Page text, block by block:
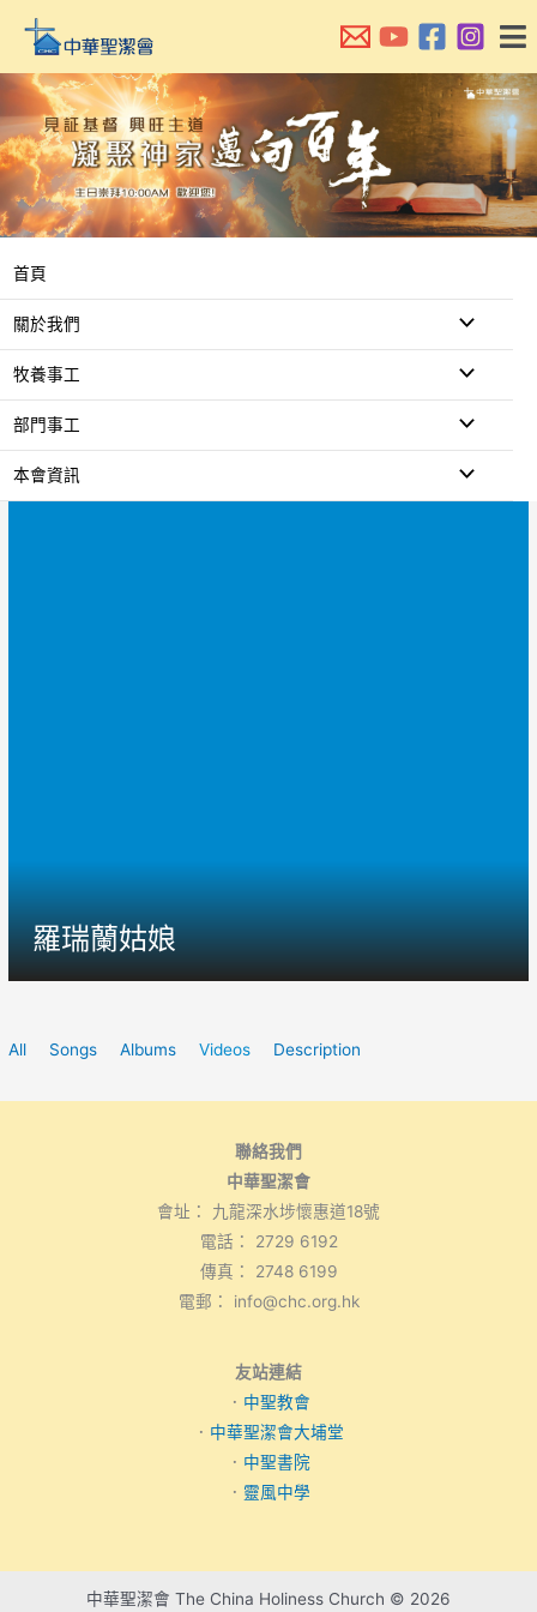
主
內
容
首頁
關於我們
牧養事工
部門事工
本會資訊
羅瑞蘭姑娘
All Songs Albums Videos Description
聯絡我們
中華聖潔會
會址： 九龍深水埗懷惠道18號
電話： 2729 6192
傳真： 2748 6199
電郵： info@chc.org.hk
友站連結
． 中聖教會
． 中華聖潔會大埔堂
． 中聖書院
． 靈風中學
中華聖潔會 The China Holiness Church © 2026